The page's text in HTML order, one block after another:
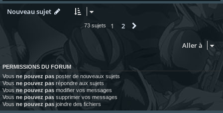
Nouveau sujet
73 sujets 1 2 Suivante
Aller à
PERMISSIONS DU FORUM
Vous ne pouvez pas poster de nouveaux sujets
Vous ne pouvez pas répondre aux sujets
Vous ne pouvez pas modifier vos messages
Vous ne pouvez pas supprimer vos messages
Vous ne pouvez pas joindre des fichiers